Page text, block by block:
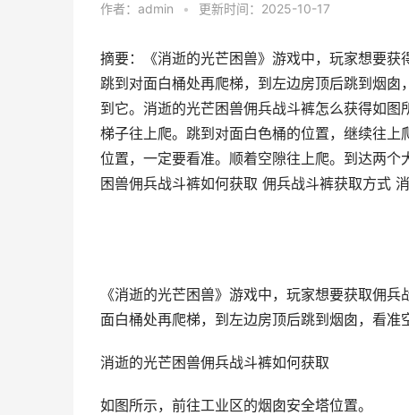
作者： admin • 更新时间：2025-10-17
摘要：《消逝的光芒困兽》游戏中，玩家想要获
跳到对面白桶处再爬梯，到左边房顶后跳到烟
到它。消逝的光芒困兽佣兵战斗裤怎么获得如
梯子往上爬。跳到对面白色桶的位置，继续往
位置，一定要看准。顺着空隙往上爬。到达两
困兽佣兵战斗裤如何获取 佣兵战斗裤获取方式
《消逝的光芒困兽》游戏中，玩家想要获取佣
面白桶处再爬梯，到左边房顶后跳到烟囱，看准
消逝的光芒困兽佣兵战斗裤如何获取
如图所示，前往工业区的烟囱安全塔位置。